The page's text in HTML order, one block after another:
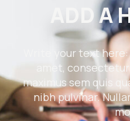
ADD A
Write your text
amet,
maximus sem quis
nibh pulvinar.